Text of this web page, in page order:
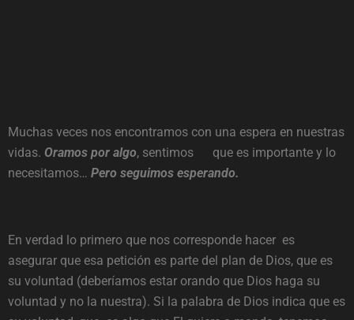
Muchas veces nos encontramos con una espera en nuestras
vidas. Oramos por algo, sentimos que es importante y lo
necesitamos… Pero seguimos esperando.
En verdad lo primero que nos corresponde hacer es
asegurar que esa petición es parte del plan de Dios, que es
su voluntad (deberíamos estar orando que Dios haga su
voluntad y no la nuestra). Si la palabra de Dios indica que es